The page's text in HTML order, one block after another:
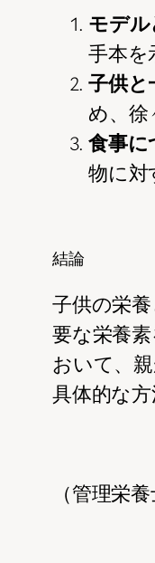
モデ
手本を
子供と
め、徐
食事に
物に対
結論
子供の栄
要な栄養
おいて、
具体的な
（管理栄養